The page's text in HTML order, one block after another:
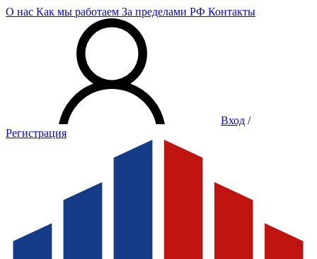
О нас Как мы работаем За пределами РФ Контакты
Вход /
Регистрация